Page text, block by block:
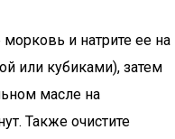
морковь и натрите ее на
или кубиками), затем
масле на
Также очистите